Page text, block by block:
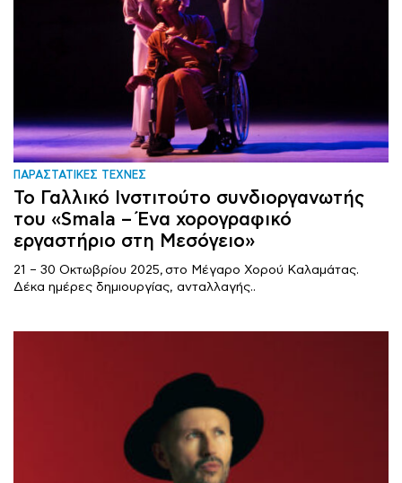
ΠΑΡΑΣΤΑΤΙΚΕΣ ΤΕΧΝΕΣ
Το Γαλλικό Ινστιτούτο συνδιοργανωτής
του «Smala – Ένα χορογραφικό
εργαστήριο στη Μεσόγειο»
21 – 30 Οκτωβρίου 2025, στο Μέγαρο Χορού Καλαμάτας.
Δέκα ημέρες δημιουργίας, ανταλλαγής..